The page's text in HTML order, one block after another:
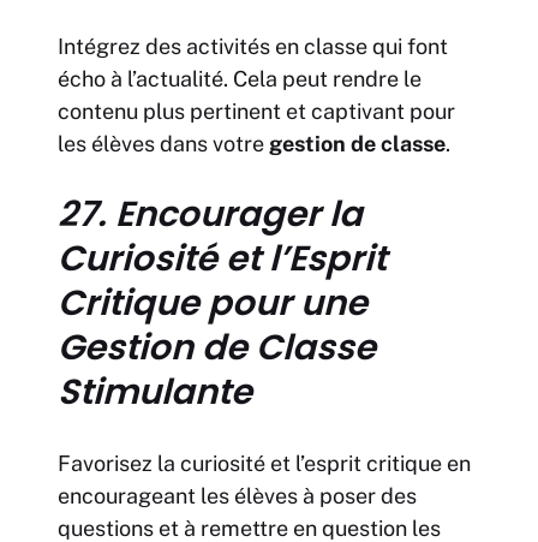
Intégrez des activités en classe qui font
écho à l’actualité. Cela peut rendre le
contenu plus pertinent et captivant pour
les élèves dans votre gestion de classe.
27. Encourager la
Curiosité et l’Esprit
Critique pour une
Gestion de Classe
Stimulante
Favorisez la curiosité et l’esprit critique en
encourageant les élèves à poser des
questions et à remettre en question les